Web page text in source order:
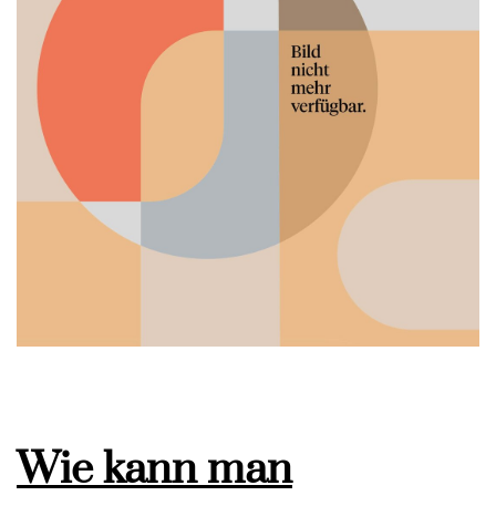
Wie kann man